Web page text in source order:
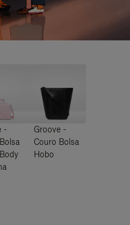
-
Groove -
Couro Bolsa
Hobo